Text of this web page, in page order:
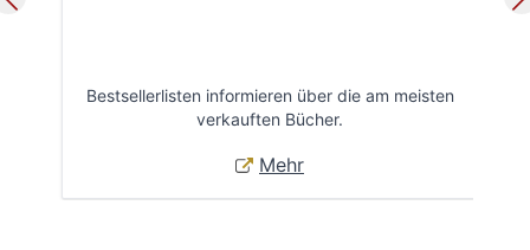
Bestsellerlisten informieren über die am meisten
verkauften Bücher.
Mehr